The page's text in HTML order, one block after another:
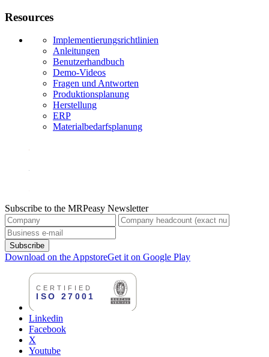
Resources
Implementierungsrichtlinien
Anleitungen
Benutzerhandbuch
Demo-Videos
Fragen und Antworten
Produktionsplanung
Herstellung
ERP
Materialbedarfsplanung
Subscribe to the MRPeasy Newsletter
Subscribe
Download on the AppstoreGet it on Google Play
Linkedin
Facebook
X
Youtube